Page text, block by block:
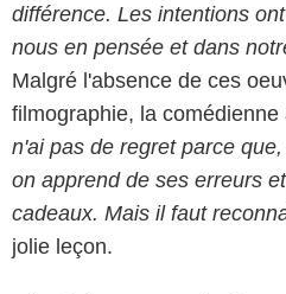
différence. Les intentions
nous en pensée et dans
Malgré l'absence de ces
filmographie, la
n'ai pas de regret parce
on apprend de ses erreurs
cadeaux. Mais il faut
jolie leçon.